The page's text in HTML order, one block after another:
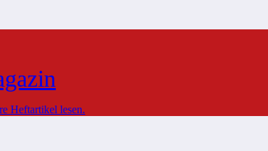
Heftartikel lesen.